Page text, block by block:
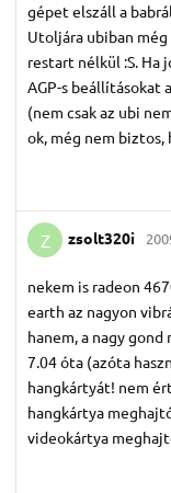
gépet elszáll a
Utoljára ubiban
restart nélkül :S. Ha
AGP-s beállításokat
(nem csak az ubi
ok, még nem biztos,
Z zsolt320i
nekem is radeon
earth az nagyon
hanem, a nagy
7.04 óta (azóta
hangkártyát! nem
hangkártya
videokártya